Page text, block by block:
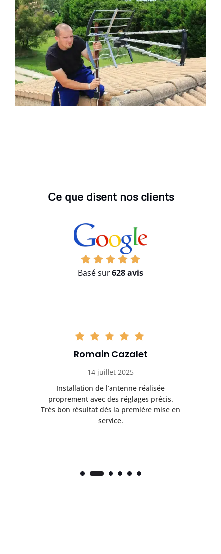
Ce que disent nos clients
Basé sur628 avis
Romain Cazalet
14 juillet 2025
Installation de l’antenne réalisée
proprement avec des réglages précis.
Très bon résultat dès la première mise en
service.